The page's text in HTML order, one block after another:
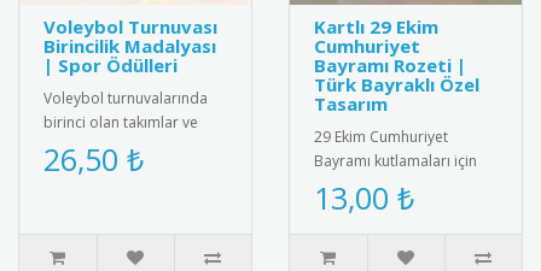
Voleybol Turnuvası
Birincilik Madalyası
| Spor Ödülleri
Voleybol turnuvalarında
birinci olan takımlar ve
oyuncular için özel tasarım
madalya. Profesyonel gö..
26,50 ₺
Kartlı 29 Ekim
Cumhuriyet
Bayramı Rozeti |
Türk Bayraklı Özel
Tasarım
29 Ekim Cumhuriyet
Bayramı kutlamaları için
özel tasarlanmış, kartlı
Türk bayraklı rozet. Yüksek
kal..
13,00 ₺